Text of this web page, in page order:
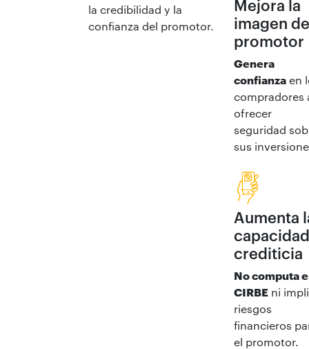
la credibilidad y la
confianza del promotor.
Mejora la
imagen
promotor
Genera
confianzaen
compradores
ofrecer
seguridad
sus
Aumenta
capacidad
crediticia
No computa
CIRBEni
riesgos
financieros
el promotor.